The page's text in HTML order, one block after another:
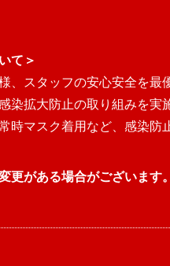
て＞
、スタッフの安心安全を最
染拡大防止の取り組みを実
時マスク着用など、 感染防
更がある場合がございます